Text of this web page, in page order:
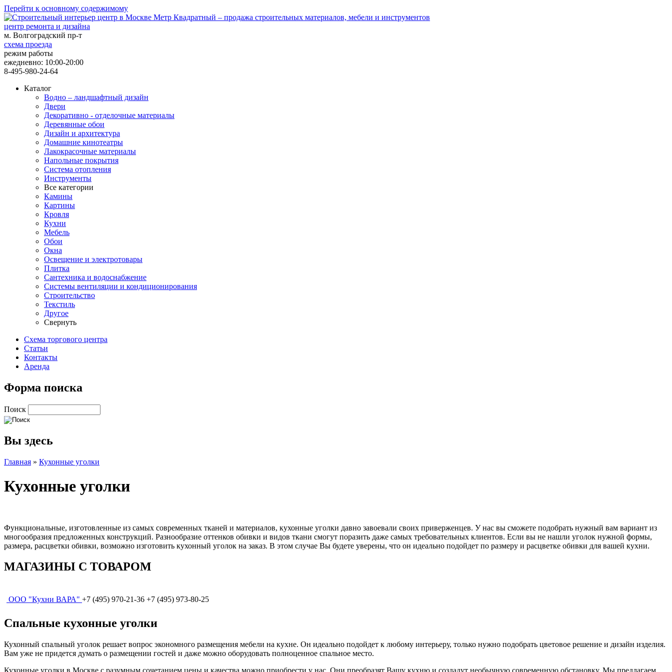
Перейти к основному содержимому
центр ремонта и дизайна
м. Волгоградский пр-т
схема проезда
режим работы
ежедневно: 10:00-20:00
8-495-980-24-64
Каталог
Водно – ландшафтный дизайн
Двери
Декоративно - отделочные материалы
Деревянные обои
Дизайн и архитектура
Домашние кинотеатры
Лакокрасочные материалы
Напольные покрытия
Система отопления
Инструменты
Все категории
Камины
Картины
Кровля
Кухни
Мебель
Обои
Окна
Освещение и электротовары
Плитка
Сантехника и водоснабжение
Системы вентиляции и кондиционирования
Строительство
Текстиль
Другое
Свернуть
Схема торгового центра
Статьи
Контакты
Аренда
Форма поиска
Поиск
Вы здесь
Главная » Кухонные уголки
Кухонные уголки
Функциональные, изготовленные из самых современных тканей и материалов, кухонные уголки давно завоевали своих приверженцев. У нас вы сможете подобрать нужный вам вариант из
многообразия предложенных конструкций. Разнообразие оттенков обивки и видов ткани смогут поразить даже самых требовательных клиентов. Если вы не нашли уголок нужной формы,
размера, расцветки обивки, возможно изготовить кухонный уголок на заказ. В этом случае Вы будете уверены, что он идеально подойдет по размеру и расцветке обивки для вашей кухни.
МАГАЗИНЫ С ТОВАРОМ
ООО "Кухни ВАРА" +7 (495) 970-21-36 +7 (495) 973-80-25
Спальные кухонные уголки
Кухонный спальный уголок решает вопрос экономного размещения мебели на кухне. Он идеально подойдет к любому интерьеру, только нужно подобрать цветовое решение и дизайн изделия.
Вам уже не придется думать о размещении гостей и даже можно оборудовать полноценное спальное место.